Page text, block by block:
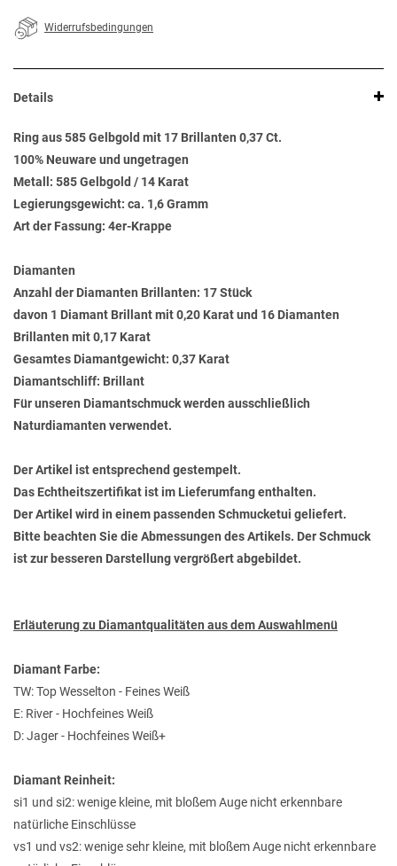
Widerrufsbedingungen
Details
Ring aus 585 Gelbgold mit 17 Brillanten 0,37 Ct.
100% Neuware und ungetragen
Metall: 585 Gelbgold / 14 Karat
Legierungsgewicht: ca. 1,6 Gramm
Art der Fassung: 4er-Krappe
Diamanten
Anzahl der Diamanten Brillanten: 17 Stück
davon 1 Diamant Brillant mit 0,20 Karat und 16 Diamanten
Brillanten mit 0,17 Karat
Gesamtes Diamantgewicht: 0,37 Karat
Diamantschliff: Brillant
Für unseren Diamantschmuck werden ausschließlich
Naturdiamanten verwendet.
Der Artikel ist entsprechend gestempelt.
Das Echtheitszertifikat ist im Lieferumfang enthalten.
Der Artikel wird in einem passenden Schmucketui geliefert.
Bitte beachten Sie die Abmessungen des Artikels. Der Schmuck
ist zur besseren Darstellung vergrößert abgebildet.
Erläuterung zu Diamantqualitäten aus dem Auswahlmenü
Diamant Farbe:
TW: Top Wesselton - Feines Weiß
E: River - Hochfeines Weiß
D: Jager - Hochfeines Weiß+
Diamant Reinheit:
si1 und si2: wenige kleine, mit bloßem Auge nicht erkennbare
natürliche Einschlüsse
vs1 und vs2: wenige sehr kleine, mit bloßem Auge nicht erkennbare